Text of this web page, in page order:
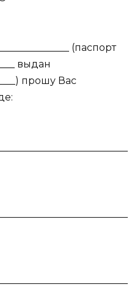
(паспорт
выдан
прошу Вас